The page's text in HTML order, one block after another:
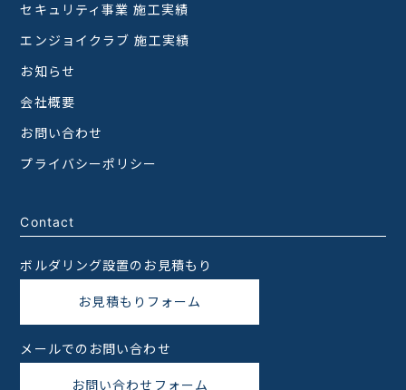
セキュリティ事業 施工実績
エンジョイクラブ 施工実績
お知らせ
会社概要
お問い合わせ
プライバシーポリシー
Contact
ボルダリング設置のお見積もり
お見積もりフォーム
メールでのお問い合わせ
お問い合わせフォーム